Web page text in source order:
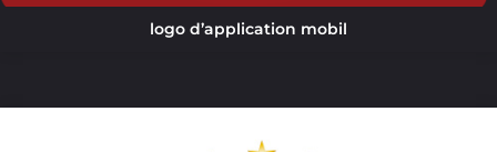
logo d’application mobil